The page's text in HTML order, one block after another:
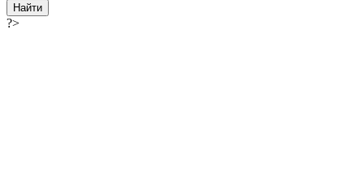
Найти
?>